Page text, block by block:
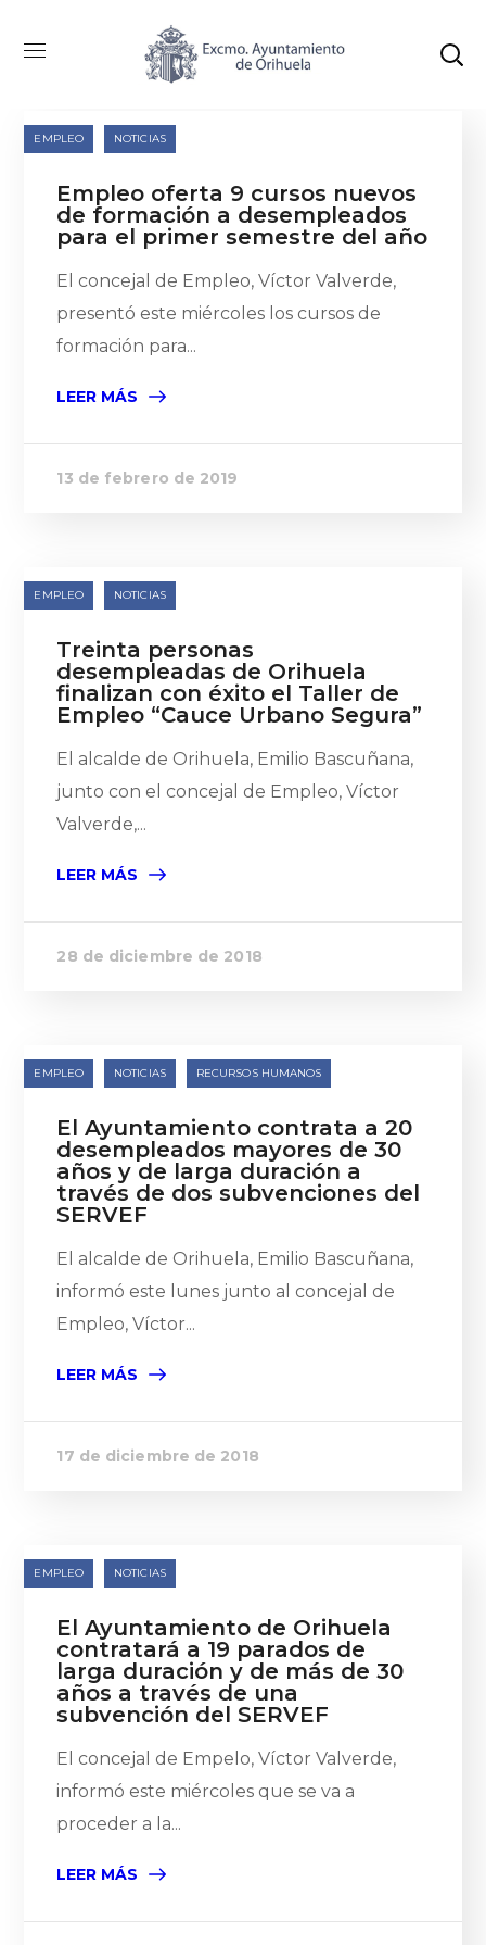
Categoría: Empleo
EMPLEO NOTICIAS
Empleo oferta 9 cursos nuevos
de formación a desempleados
para el primer semestre del año
El concejal de Empleo, Víctor Valverde,
presentó este miércoles los cursos de
formación para...
LEER MÁS
13 de febrero de 2019
EMPLEO NOTICIAS
Treinta personas
desempleadas de Orihuela
finalizan con éxito el Taller de
Empleo “Cauce Urbano Segura”
El alcalde de Orihuela, Emilio Bascuñana,
junto con el concejal de Empleo, Víctor
Valverde,...
LEER MÁS
28 de diciembre de 2018
EMPLEO NOTICIAS RECURSOS HUMANOS
El Ayuntamiento contrata a 20
desempleados mayores de 30
años y de larga duración a
través de dos subvenciones del
SERVEF
El alcalde de Orihuela, Emilio Bascuñana,
informó este lunes junto al concejal de
Empleo, Víctor...
LEER MÁS
17 de diciembre de 2018
EMPLEO NOTICIAS
El Ayuntamiento de Orihuela
contratará a 19 parados de
larga duración y de más de 30
años a través de una
subvención del SERVEF
El concejal de Empelo, Víctor Valverde,
informó este miércoles que se va a
proceder a la...
LEER MÁS